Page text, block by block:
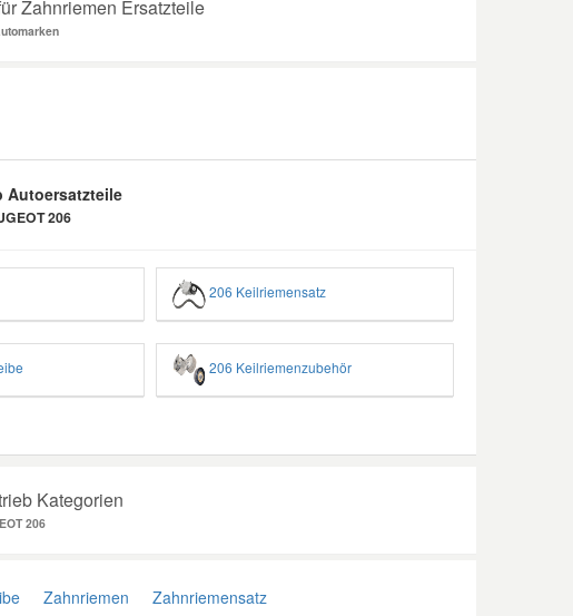
Zahnriemen Ersatzteile
Autoersatzteile
206
206 Keilriemensatz
206 Keilriemenzubehör
Kategorien
206
Zahnriemen Zahnriemensatz